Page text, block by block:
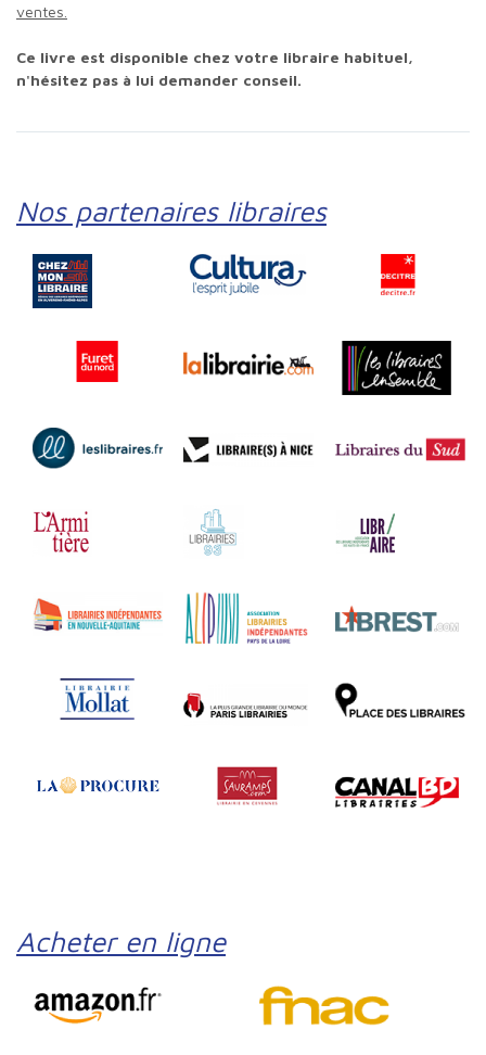
ventes.
Ce livre est disponible chez votre libraire habituel,
n'hésitez pas à lui demander conseil.
Nos partenaires libraires
Acheter en ligne